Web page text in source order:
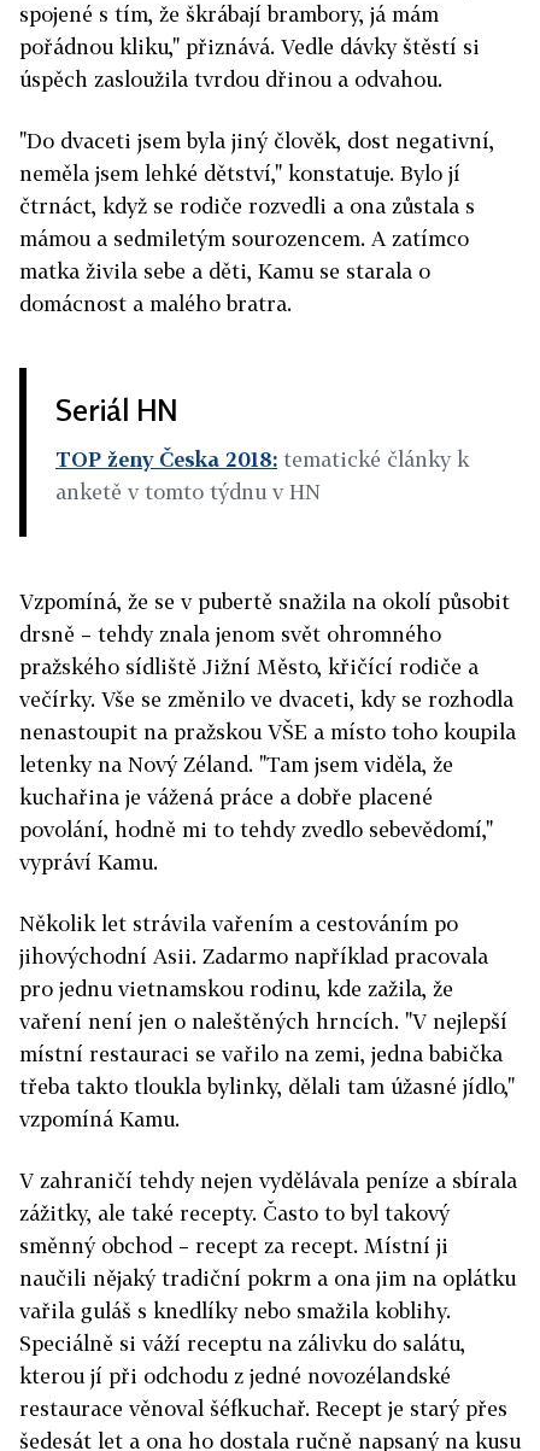
spojené s tím, že škrábají brambory, já mám
pořádnou kliku," přiznává. Vedle dávky štěstí si
úspěch zasloužila tvrdou dřinou a odvahou.
"Do dvaceti jsem byla jiný člověk, dost negativní,
neměla jsem lehké dětství," konstatuje. Bylo jí
čtrnáct, když se rodiče rozvedli a ona zůstala s
mámou a sedmiletým sourozencem. A zatímco
matka živila sebe a děti, Kamu se starala o
domácnost a malého bratra.
Seriál HN
TOP ženy Česka 2018: tematické články k
anketě v tomto týdnu v HN
Vzpomíná, že se v pubertě snažila na okolí působit
drsně – tehdy znala jenom svět ohromného
pražského sídliště Jižní Město, křičící rodiče a
večírky. Vše se změnilo ve dvaceti, kdy se rozhodla
nenastoupit na pražskou VŠE a místo toho koupila
letenky na Nový Zéland. "Tam jsem viděla, že
kuchařina je vážená práce a dobře placené
povolání, hodně mi to tehdy zvedlo sebevědomí,"
vypráví Kamu.
Několik let strávila vařením a cestováním po
jihovýchodní Asii. Zadarmo například pracovala
pro jednu vietnamskou rodinu, kde zažila, že
vaření není jen o naleštěných hrncích. "V nejlepší
místní restauraci se vařilo na zemi, jedna babička
třeba takto tloukla bylinky, dělali tam úžasné jídlo,"
vzpomíná Kamu.
V zahraničí tehdy nejen vydělávala peníze a sbírala
zážitky, ale také recepty. Často to byl takový
směnný obchod – recept za recept. Místní ji
naučili nějaký tradiční pokrm a ona jim na oplátku
vařila guláš s knedlíky nebo smažila koblihy.
Speciálně si váží receptu na zálivku do salátu,
kterou jí při odchodu z jedné novozélandské
restaurace věnoval šéfkuchař. Recept je starý přes
šedesát let a ona ho dostala ručně napsaný na kusu